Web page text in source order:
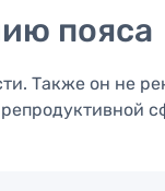
пояса
Также он не